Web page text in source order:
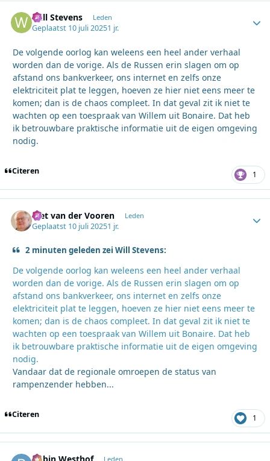
Will Stevens Leden
Geplaatst 10 juli 20251 jr.
De volgende oorlog kan weleens een heel ander verhaal
worden dan de vorige. Als de Russen erin slagen om op
afstand ons bankverkeer, ons internet en zelfs onze
elektriciteit plat te leggen, hoeven ze hier niet eens meer te
komen; dan is de chaos compleet. In dat geval zit ik niet te
wachten op een toespraak van Willem uit Bonaire. Dat heb
ik betrouwbare praktische informatie uit de eigen omgeving
nodig.
Citeren 1
Piet van der Vooren Leden
Geplaatst 10 juli 20251 jr.
2 minuten geleden zei Will Stevens:
De volgende oorlog kan weleens een heel ander verhaal
worden dan de vorige. Als de Russen erin slagen om op
afstand ons bankverkeer, ons internet en zelfs onze
elektriciteit plat te leggen, hoeven ze hier niet eens meer te
komen; dan is de chaos compleet. In dat geval zit ik niet te
wachten op een toespraak van Willem uit Bonaire. Dat heb
ik betrouwbare praktische informatie uit de eigen omgeving
nodig.
Vandaar dat de regionale omroepen de status van
rampenzender hebben...
Citeren 1
Robin Westhof Leden